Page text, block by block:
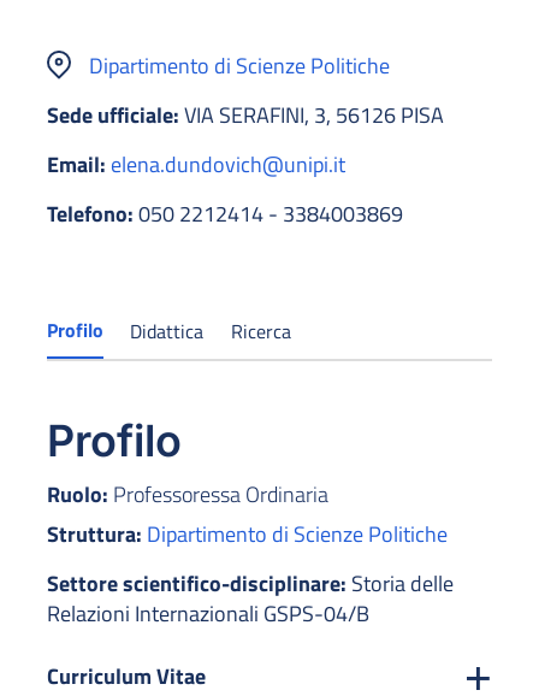
Dipartimento di Scienze Politiche
Sede ufficiale:VIA SERAFINI, 3, 56126 PISA
Email: elena.dundovich@unipi.it
Telefono:050 2212414 - 3384003869
Profilo Didattica Ricerca
Profilo
Ruolo: Professoressa Ordinaria
Struttura: Dipartimento di Scienze Politiche
Settore scientifico-disciplinare: Storia delle
Relazioni Internazionali GSPS-04/B
Curriculum Vitae